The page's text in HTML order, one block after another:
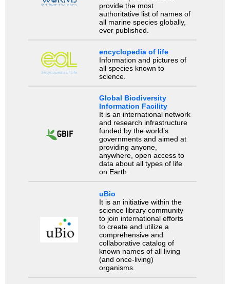
provide the most
authoritative list of names of
all marine species globally,
ever published.
encyclopedia of life
Information and pictures of
all species known to
science.
Global Biodiversity
Information Facility
It is an international network
and research infrastructure
funded by the world’s
governments and aimed at
providing anyone,
anywhere, open access to
data about all types of life
on Earth.
uBio
It is an initiative within the
science library community
to join international efforts
to create and utilize a
comprehensive and
collaborative catalog of
known names of all living
(and once-living)
organisms.